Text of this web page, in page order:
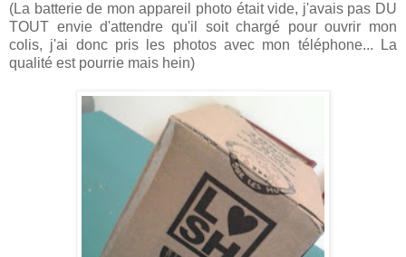
(La batterie de mon appareil photo était vide, j'avais pas DU
TOUT envie d'attendre qu'il soit chargé pour ouvrir mon
colis, j'ai donc pris les photos avec mon téléphone... La
qualité est pourrie mais hein)